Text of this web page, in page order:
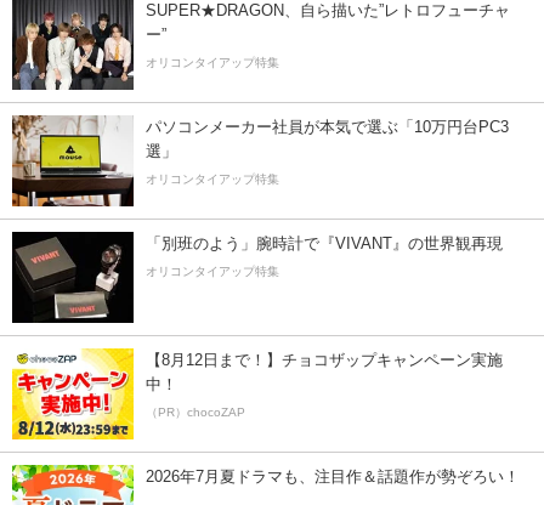
SUPER★DRAGON、自ら描いた”レトロフューチャ
ー”
オリコンタイアップ特集
パソコンメーカー社員が本気で選ぶ「10万円台PC3
選」
オリコンタイアップ特集
「別班のよう」腕時計で『VIVANT』の世界観再現
オリコンタイアップ特集
【8月12日まで！】チョコザップキャンペーン実施
中！
（PR）chocoZAP
2026年7月夏ドラマも、注目作＆話題作が勢ぞろい！